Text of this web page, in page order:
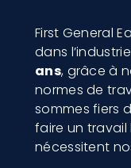
First General
dans
ans, grâce à
normes de
sommes fiers
faire un
nécessitent